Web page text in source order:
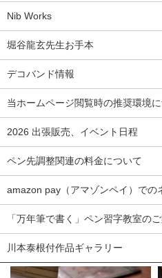
Nib Works
堀谷龍玄先生お手本
デコバンド情報
当ホームページ閲覧時の推奨環境
2026 出張販売、イベント日程
ペン先調整関連の料金について
amazon pay（アマゾンペイ）での
「万年筆で書く」ペン習字教室の
川本泰根付作品ギャラリー